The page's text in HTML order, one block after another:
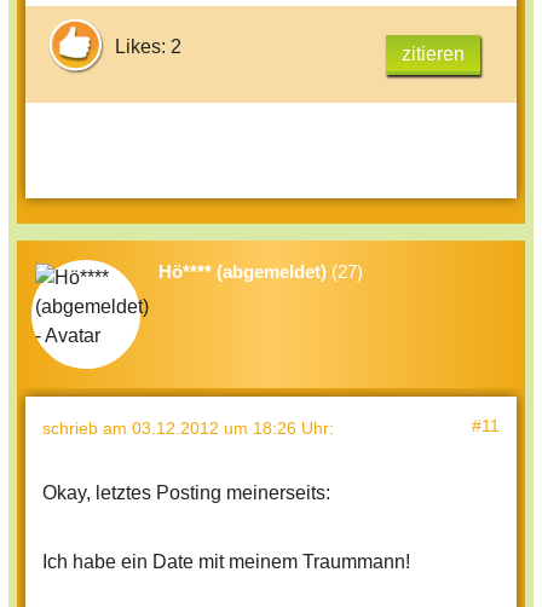
Likes: 2 zitieren
Hö**** (abgemeldet) (27)
schrieb am 03.12.2012 um 18:26 Uhr: #11
Okay, letztes Posting meinerseits:
Ich habe ein Date mit meinem Traummann!